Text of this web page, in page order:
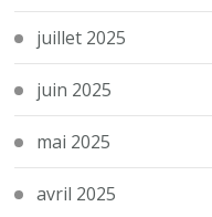
juillet 2025
juin 2025
mai 2025
avril 2025